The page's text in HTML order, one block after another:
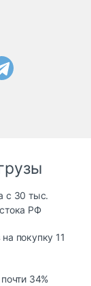
с 30 тыс.
РФ
покупку 11
34%